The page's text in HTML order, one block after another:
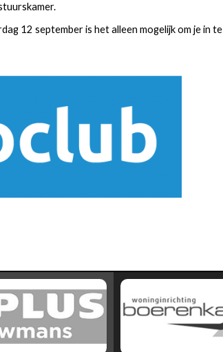
12 september is het alleen mogelijk om je in te